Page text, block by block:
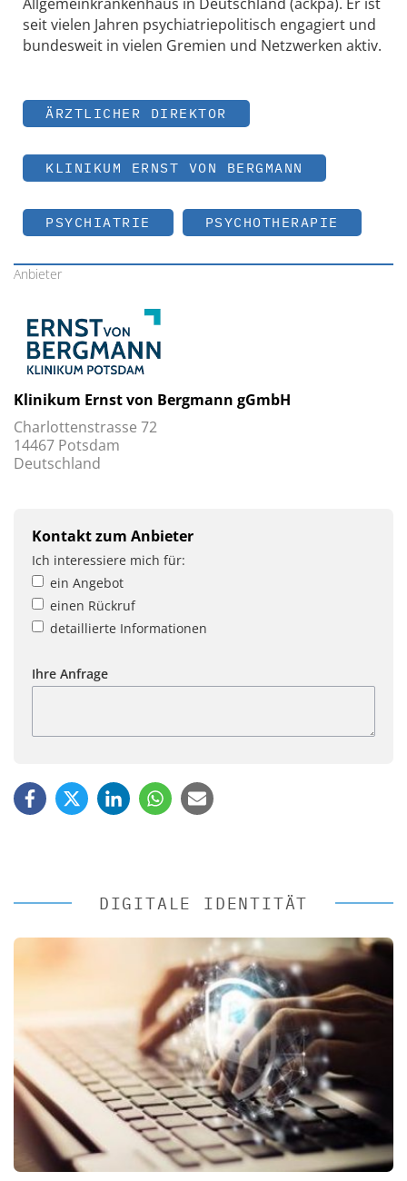
seit vielen Jahren psychiatriepolitisch engagiert und
bundesweit in vielen Gremien und Netzwerken aktiv.
ÄRZTLICHER DIREKTOR
KLINIKUM ERNST VON BERGMANN
PSYCHIATRIE PSYCHOTHERAPIE
Anbieter
Klinikum Ernst von Bergmann gGmbH
Charlottenstrasse 72
14467 Potsdam
Deutschland
Kontakt zum Anbieter
Ich interessiere mich für:
ein Angebot
einen Rückruf
detaillierte Informationen
Ihre Anfrage
DIGITALE IDENTITÄT